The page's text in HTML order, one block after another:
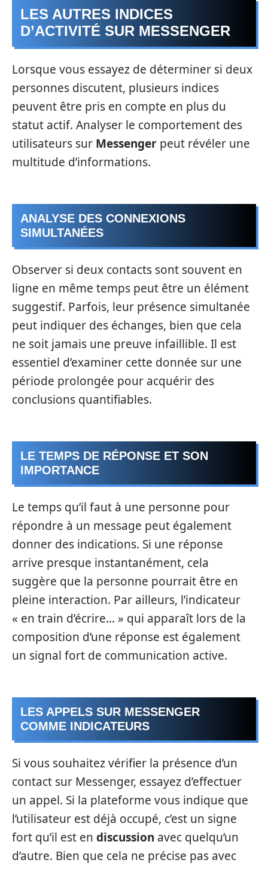
LES AUTRES INDICES
D’ACTIVITÉ SUR MESSENGER
Lorsque vous essayez de déterminer si deux
personnes discutent, plusieurs indices
peuvent être pris en compte en plus du
statut actif. Analyser le comportement des
utilisateurs sur Messenger peut révéler une
multitude d’informations.
ANALYSE DES CONNEXIONS
SIMULTANÉES
Observer si deux contacts sont souvent en
ligne en même temps peut être un élément
suggestif. Parfois, leur présence simultanée
peut indiquer des échanges, bien que cela
ne soit jamais une preuve infaillible. Il est
essentiel d’examiner cette donnée sur une
période prolongée pour acquérir des
conclusions quantifiables.
LE TEMPS DE RÉPONSE ET SON
IMPORTANCE
Le temps qu’il faut à une personne pour
répondre à un message peut également
donner des indications. Si une réponse
arrive presque instantanément, cela
suggère que la personne pourrait être en
pleine interaction. Par ailleurs, l’indicateur
« en train d’écrire… » qui apparaît lors de la
composition d’une réponse est également
un signal fort de communication active.
LES APPELS SUR MESSENGER
COMME INDICATEURS
Si vous souhaitez vérifier la présence d’un
contact sur Messenger, essayez d’effectuer
un appel. Si la plateforme vous indique que
l’utilisateur est déjà occupé, c’est un signe
fort qu’il est en discussion avec quelqu’un
d’autre. Bien que cela ne précise pas avec